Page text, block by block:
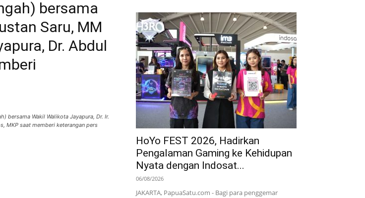
bersama
Saru, MM
Dr. Abdul
bersama Wakil Walikota Jayapura, Dr. Ir.
MKP saat memberi keterangan pers
HoYo FEST 2026, Hadirkan
Pengalaman Gaming ke Kehidupan
Nyata dengan Indosat...
06/08/2026
JAKARTA, PapuaSatu.com - Bagi para penggemar